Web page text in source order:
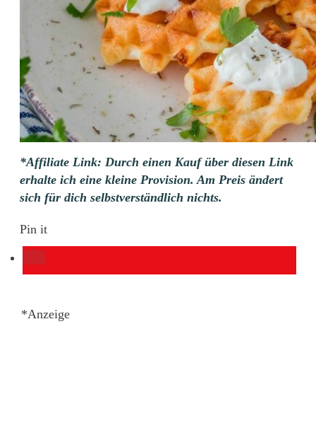
*Affiliate Link: Durch einen Kauf über diesen Link
erhalte ich eine kleine Provision. Am Preis ändert
sich für dich selbstverständlich nichts.
Pin it
*Anzeige